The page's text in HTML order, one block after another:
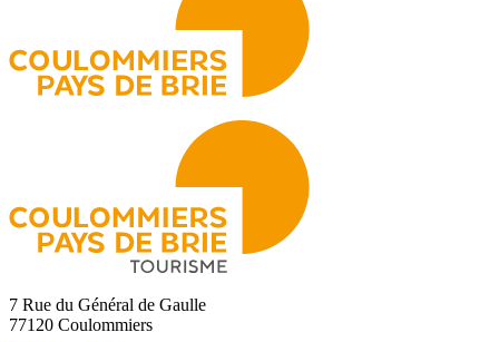
7 Rue du Général de Gaulle
77120 Coulommiers